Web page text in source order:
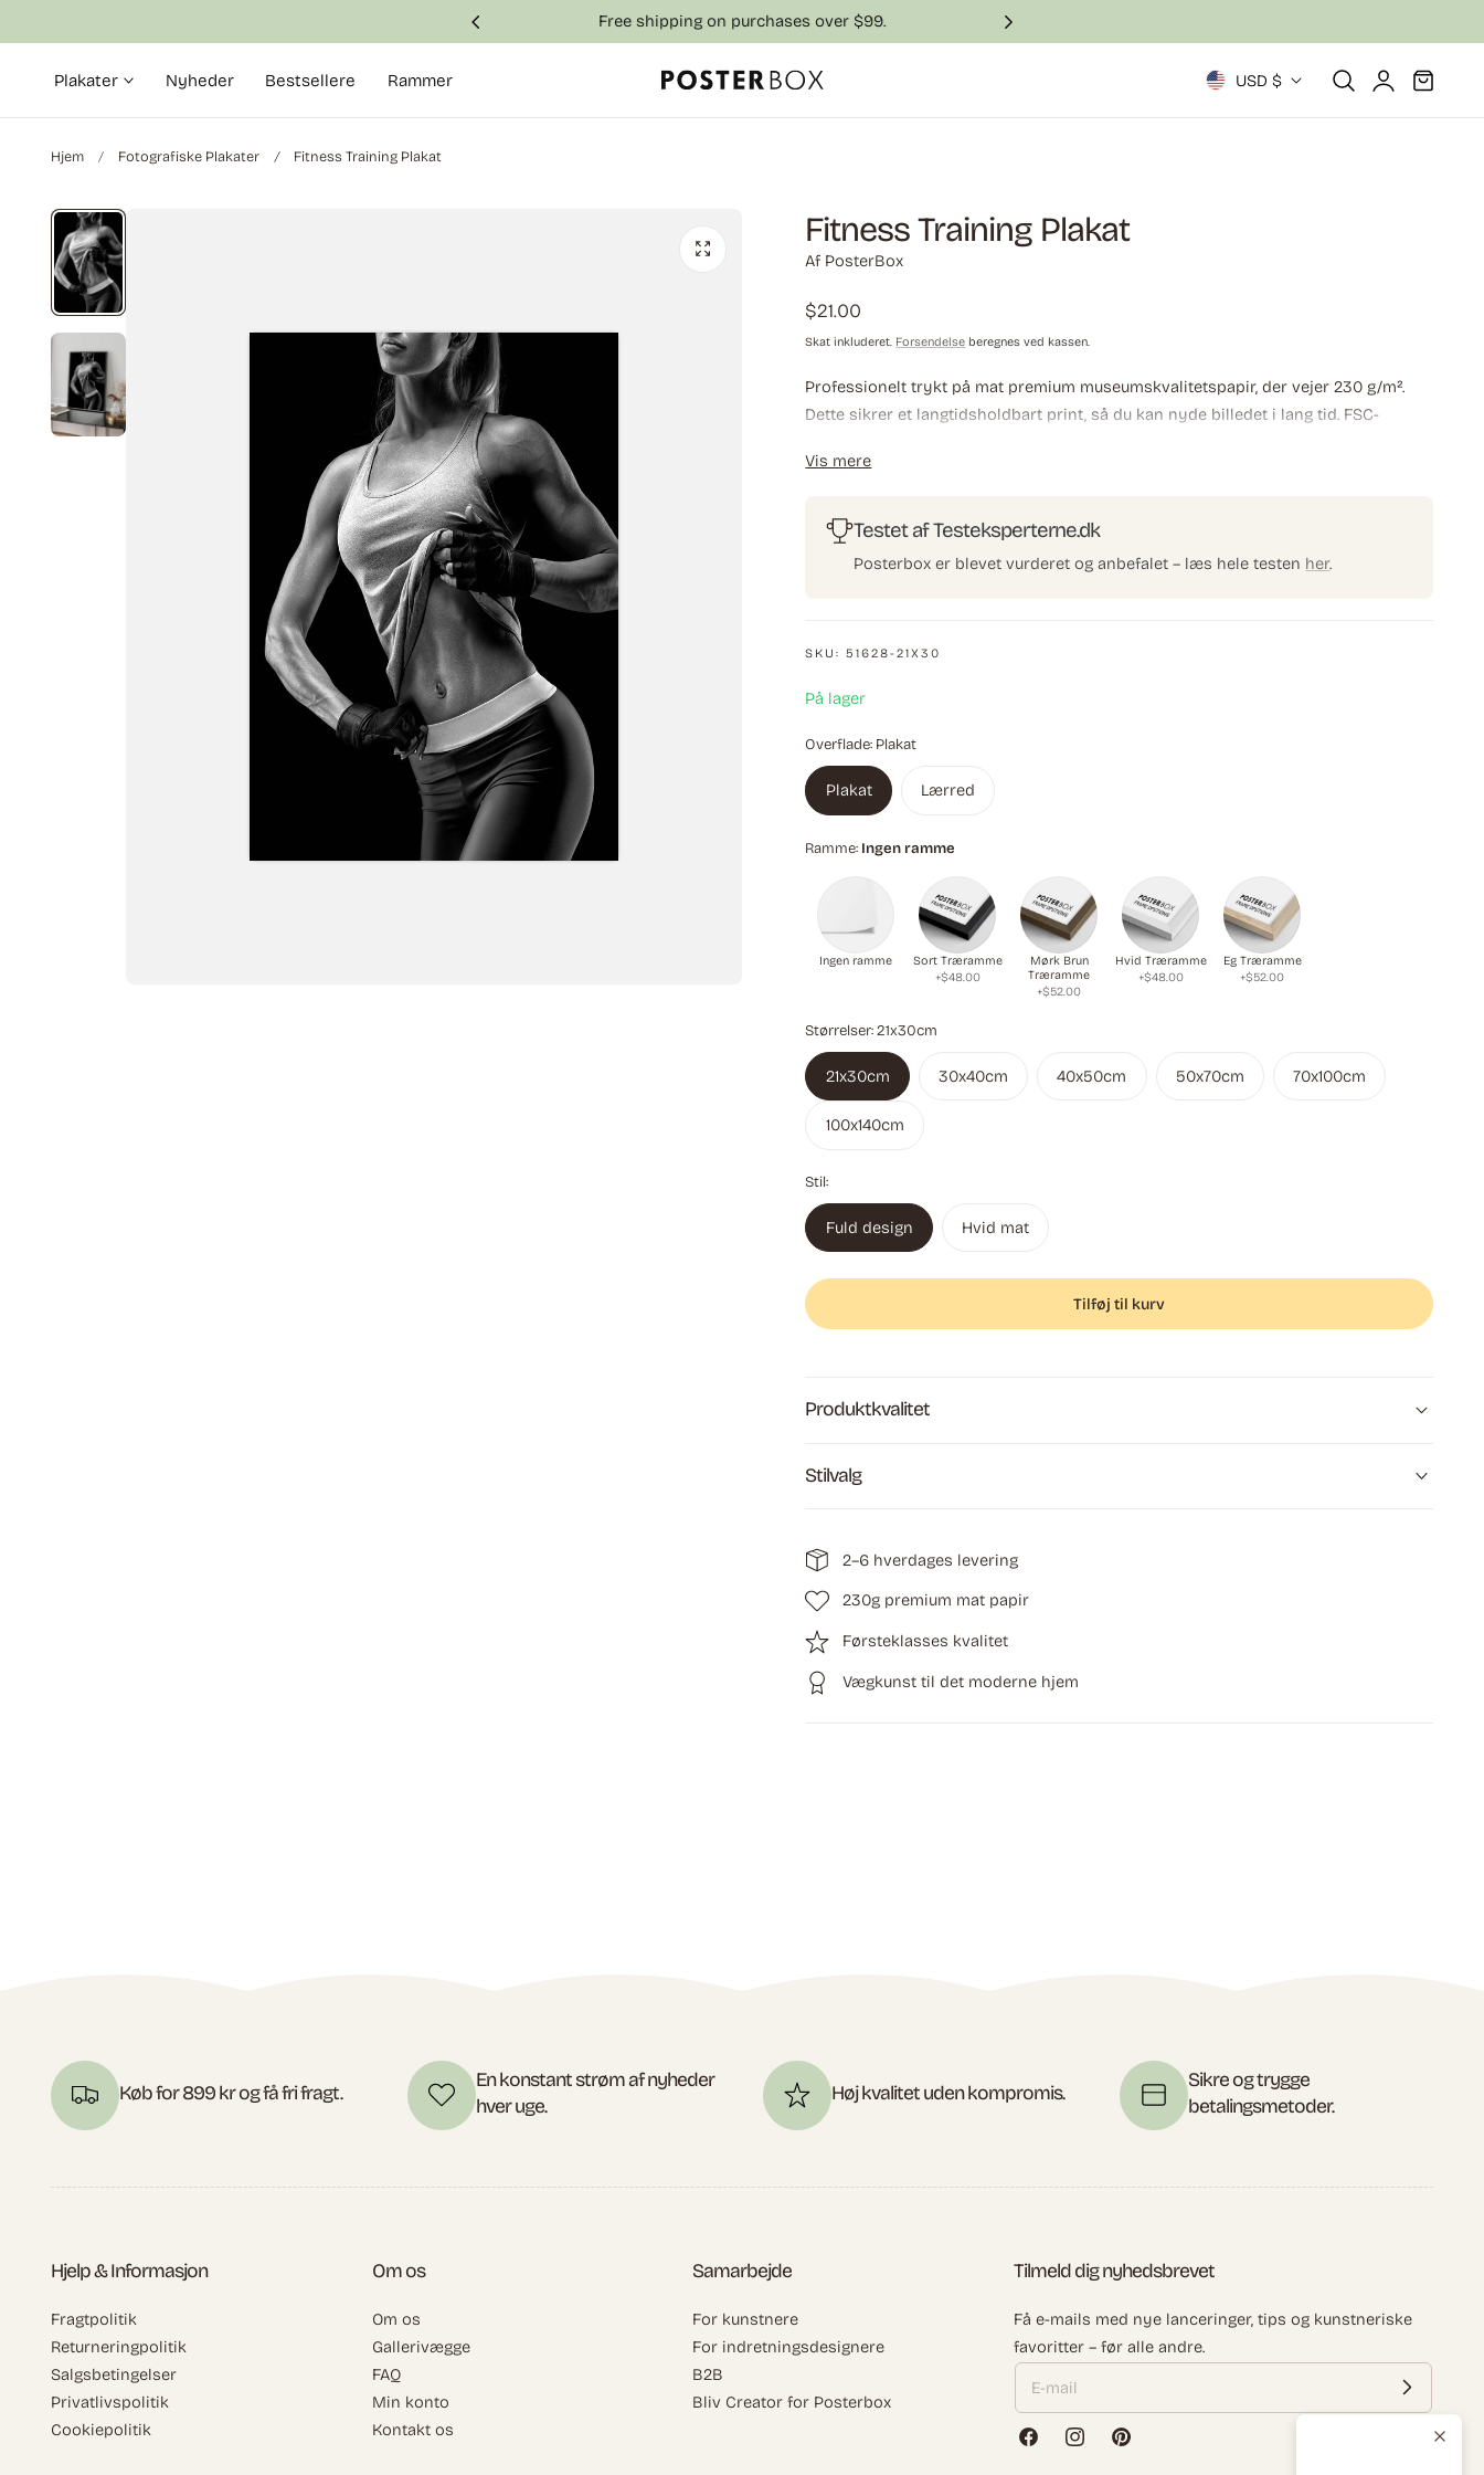
Free shipping on purchases over $99.
Plakater Nyheder Bestsellere Rammer
L
a
m
r
e
USD $
Log
ind
Vogn
Hjem Fotografiske Plakater Fitness Training Plakat
Fitness Training Plakat
Af PosterBox
Almindelig
pris
$21.00
Skat inkluderet. Forsendelse beregnes ved kassen.
Professionelt trykt på mat premium museumskvalitetspapir, der vejer 230 g/m².
Dette sikrer et langtidsholdbart print, så du kan nyde billedet i lang tid. FSC-
miljøstandarder.
Vis mere
Testet af Testeksperterne.dk
Posterbox er blevet vurderet og anbefalet – læs hele testen her.
SKU:51628-21X30
På lager
Overflade: Plakat
Plakat Lærred
Ramme: Ingen ramme
Ingen ramme
Sort Træramme
+$48.00
Mørk Brun
Træramme
+$52.00
Hvid Træramme
+$48.00
Eg Træramme
+$52.00
Størrelser:21x30cm
21x30cm 30x40cm 40x50cm 50x70cm 70x100cm
100x140cm
Stil:
Fuld design Hvid mat
Tilføj til kurv
Produktkvalitet
Stilvalg
2–6 hverdages levering
230g premium mat papir
Førsteklasses kvalitet
Vægkunst til det moderne hjem
Køb for 899 kr og få fri fragt.
En konstant strøm af nyheder
hver uge.
Høj kvalitet uden kompromis.
Sikre og trygge
betalingsmetoder.
Hjelp & Informasjon
Fragtpolitik
Returneringpolitik
Salgsbetingelser
Privatlivspolitik
Cookiepolitik
Om os
Om os
Gallerivægge
FAQ
Min konto
Kontakt os
Samarbejde
For kunstnere
For indretningsdesignere
B2B
Bliv Creator for Posterbox
Tilmeld dig nyhedsbrevet
Få e-mails med nye lanceringer, tips og kunstneriske
favoritter – før alle andre.
FacebookInstagramPinterest